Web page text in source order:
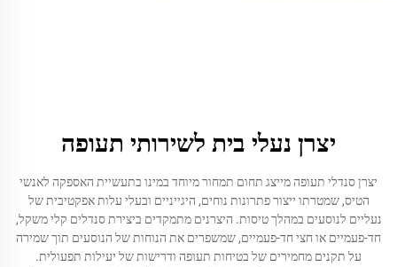
יצרן נעלי בית לשירותי תעופה
יצרן סנדלי תעופה מייצג תחום תמחור מיוחד במינו בתעשיית האספקה לאנשי
הטיס, שמטרתו ייצור פתרונות נוחים, היגייניים ובעלי עלות אפקטיבית של
נעליים לנוסעים במהלך טיסות. היצרנים מתמקדים ביצירת סנדלים קלי משקל,
חד-פעמיים או חצי חד-פעמיים, שמשפרים את הנוחות של הנוסעים תוך שמירה
על תקנים מחמירים של בטיחות תעופה ודרישות של יעילות תפעולית.